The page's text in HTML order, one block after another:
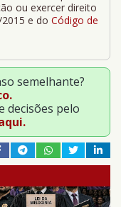
ou exercer direito
e do Código de
semelhante?
decisões pelo